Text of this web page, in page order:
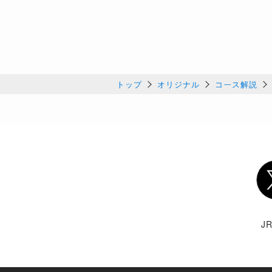
トップ オリジナル コース解説